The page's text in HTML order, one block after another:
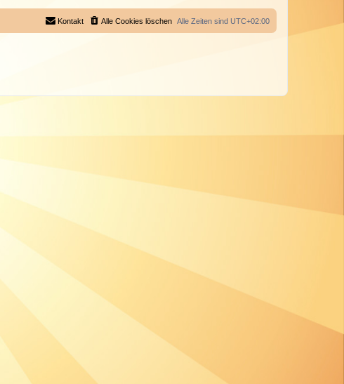
Alle Zeiten sind UTC+02:00
Alle Cookies löschen
Kontakt